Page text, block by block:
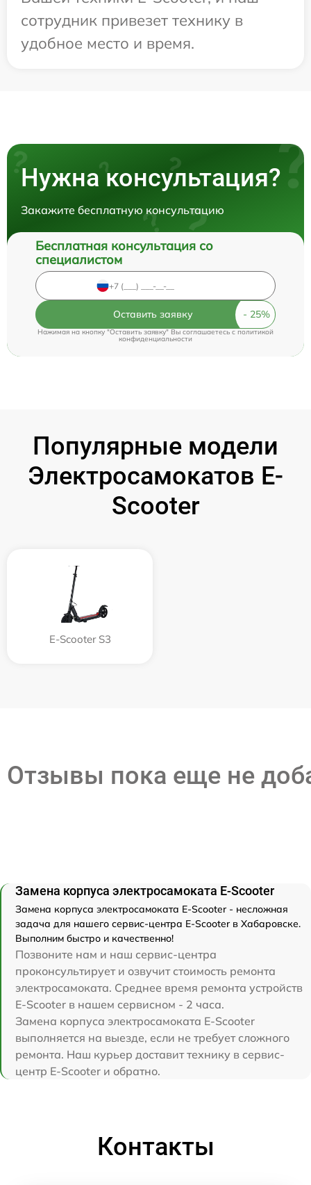
сотрудник привезет технику в
удобное место и время.
Нужна консультация?
Закажите бесплатную консультацию
Бесплатная консультация со
специалистом
Оставить заявку
Нажимая на кнопку "Оставить заявку" Вы соглашаетесь cполитикой
конфиденциальности
Популярные модели
Электросамокатов E-
Scooter
E-Scooter S3
Отзывы пока еще не
Замена корпуса электросамоката E-Scooter
Замена корпуса электросамоката E-Scooter - несложная
задача для нашего сервис-центра E-Scooter в Хабаровске.
Выполним быстро и качественно!
Позвоните нам и наш сервис-центра
проконсультирует и озвучит стоимость ремонта
электросамоката. Среднее время ремонта устройств
E-Scooter в нашем сервисном - 2 часа.
Замена корпуса электросамоката E-Scooter
выполняется на выезде, если не требует сложного
ремонта. Наш курьер доставит технику в сервис-
центр E-Scooter и обратно.
Контакты